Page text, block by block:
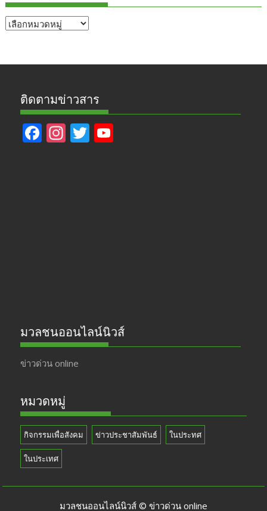
หัวข้อ
ติดตามข่าวสาร
F In T
มวลชนออนไลน์นิวส์
ข่าวด่วน online
หมวดหมู่
กิจกรรมเพื่อสังคม ข่าวประชาสัมพันธ์ ในประทศ
ในประเทศ
มวลชนออนไลน์นิวส์ © ข่าวด่วน online